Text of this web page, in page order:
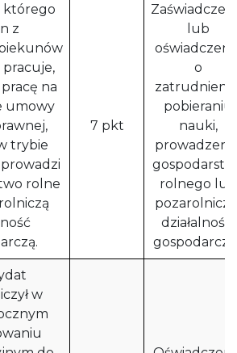
którego
z
na
umowy
trybie
rolne
7 pkt
lub
o
pobieraniu
nauki,
rolnego lub
działalności
w